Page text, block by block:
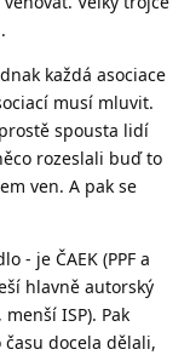
každá asociace
musí mluvit.
spousta lidí
rozeslali buď to
ven. A pak se
- je ČAEK (PPF a
hlavně autorský
ISP). Pak
času docela dělali,